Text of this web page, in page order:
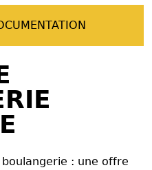
boulangerie : une offre